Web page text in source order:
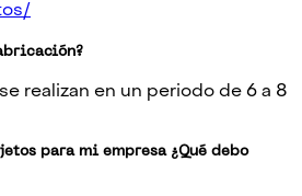
realizan en un periodo de 6 a 8
para mi empresa ¿Qué debo